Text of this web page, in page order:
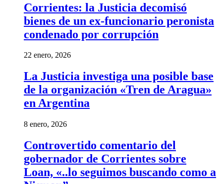
Corrientes: la Justicia decomisó
bienes de un ex-funcionario peronista
condenado por corrupción
22 enero, 2026
La Justicia investiga una posible base
de la organización «Tren de Aragua»
en Argentina
8 enero, 2026
Controvertido comentario del
gobernador de Corrientes sobre
Loan, «..lo seguimos buscando como a